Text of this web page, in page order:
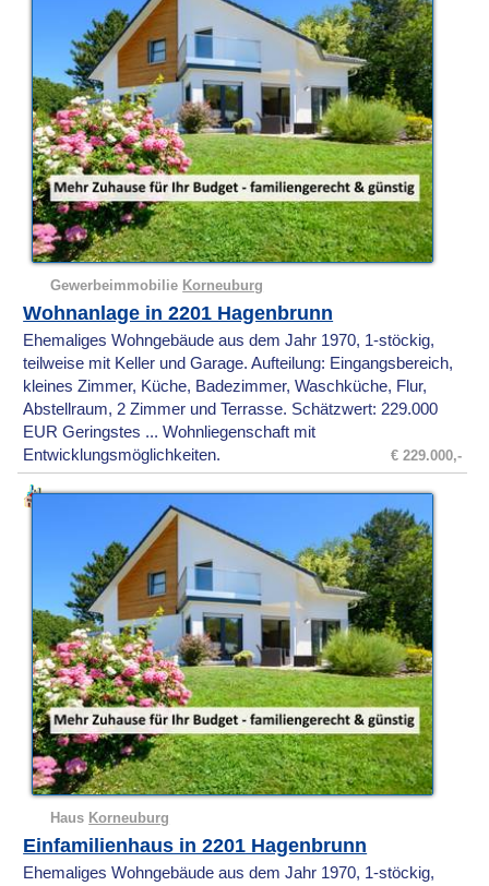
Gewerbeimmobilie Korneuburg
Wohnanlage in 2201 Hagenbrunn
Ehemaliges Wohngebäude aus dem Jahr 1970, 1-stöckig,
teilweise mit Keller und Garage. Aufteilung: Eingangsbereich,
kleines Zimmer, Küche, Badezimmer, Waschküche, Flur,
Abstellraum, 2 Zimmer und Terrasse. Schätzwert: 229.000
EUR Geringstes ... Wohnliegenschaft mit
Entwicklungsmöglichkeiten.
€ 229.000,-
Haus Korneuburg
Einfamilienhaus in 2201 Hagenbrunn
Ehemaliges Wohngebäude aus dem Jahr 1970, 1-stöckig,